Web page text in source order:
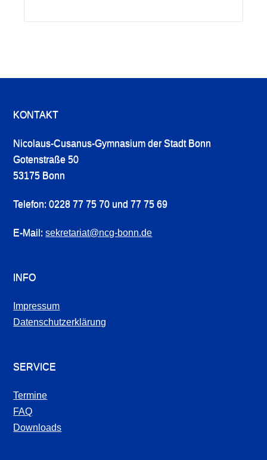
KONTAKT
Nicolaus-Cusanus-Gymnasium der Stadt Bonn
Gotenstraße 50
53175 Bonn
Telefon: 0228 77 75 70 und 77 75 69
E-Mail:sekretariat@ncg-bonn.de
INFO
Impressum
Datenschutzerklärung
SERVICE
Termine
FAQ
Downloads